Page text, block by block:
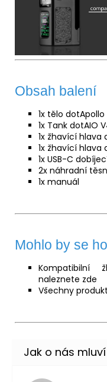
Obsah balení
1x tělo dotApollo
1x Tank dotAIO
1x žhavící hlava
1x žhavící hlava
1x USB-C
2x náhradní
1x manuál
Mohlo by se
Kompatibilní
naleznete zde
Všechny